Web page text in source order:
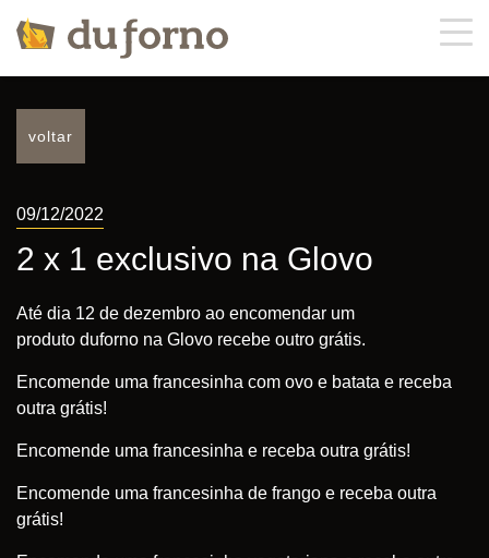
about us
offers
contacts
orders
voltar
09/12/2022
2 x 1 exclusivo na Glovo
Até dia 12 de dezembro ao encomendar um
produto duforno na Glovo recebe outro grátis.
Encomende uma francesinha com ovo e batata e receba
outra grátis!
Encomende uma francesinha e receba outra grátis!
Encomende uma francesinha de frango e receba outra
grátis!